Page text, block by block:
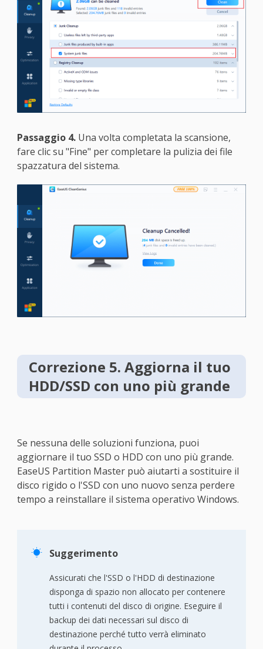
Passaggio 4.Una volta completata la scansione,
fare clic su "Fine" per completare la pulizia dei file
spazzatura del sistema.
Correzione 5. Aggiorna il tuo
HDD/SSD con uno più grande
Se nessuna delle soluzioni funziona, puoi
aggiornare il tuo SSD o HDD con uno più grande.
EaseUS Partition Master può aiutarti a sostituire il
disco rigido o l'SSD con uno nuovo senza perdere
tempo a reinstallare il sistema operativo Windows.
 Suggerimento
Assicurati che l'SSD o l'HDD di destinazione
disponga di spazio non allocato per contenere
tutti i contenuti del disco di origine. Eseguire il
backup dei dati necessari sul disco di
destinazione perché tutto verrà eliminato